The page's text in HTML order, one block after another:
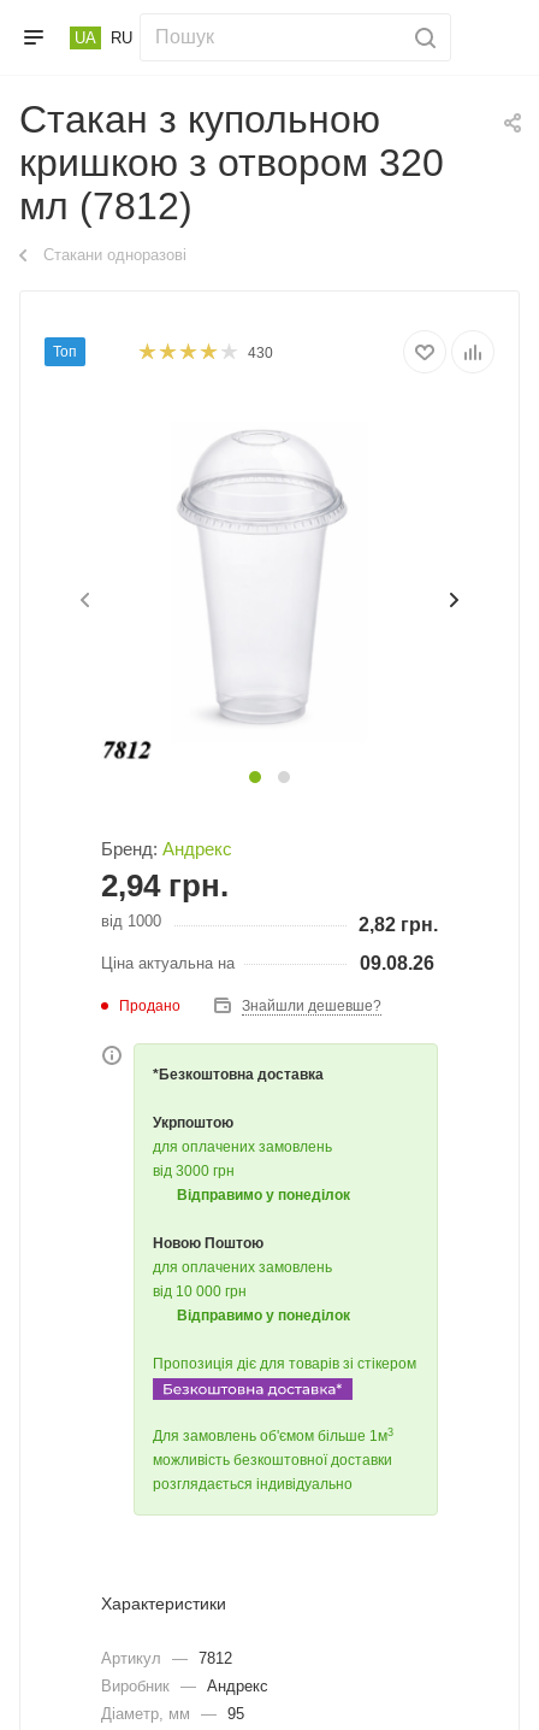
UA RU
Стакан з купольною
кришкою з отвором 320
мл (7812)
Стакани одноразові
Топ 430
Бренд: Андрекс
2,94грн.
від 1000 2,82 грн.
Ціна актуальна на 09.08.26
Продано Знайшли дешевше?
*Безкоштовна доставка
Укрпоштою
для оплачених замовлень
від 3000 грн
Відправимо у понеділок
Новою Поштою
для оплачених замовлень
від 10 000 грн
Відправимо у понеділок
Пропозиція діє для товарів зі стікером
Для замовлень об'ємом більше 1м3
можливість безкоштовної доставки
розглядається індивідуально
Характеристики
Артикул — 7812
Виробник — Андрекс
Діаметр, мм
— 95